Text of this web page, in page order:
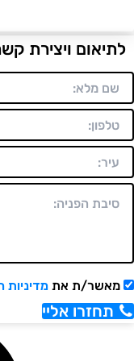
ויצירת קשר
ת אתמדיניות
תחזרו אליי